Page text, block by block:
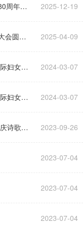
周年书 2025-12-19
会圆满 2025-04-09
妇女节 2024-03-07
妇女节 2024-03-07
诗歌联 2023-09-26
2023-07-04
2023-07-04
2023-07-04